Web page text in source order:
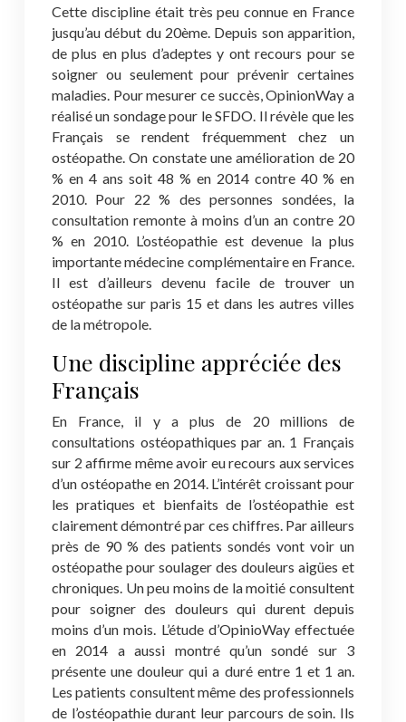
Cette discipline était très peu connue en France
jusqu’au début du 20ème. Depuis son apparition,
de plus en plus d’adeptes y ont recours pour se
soigner ou seulement pour prévenir certaines
maladies. Pour mesurer ce succès, OpinionWay a
réalisé un sondage pour le SFDO. Il révèle que les
Français se rendent fréquemment chez un
ostéopathe. On constate une amélioration de 20
% en 4 ans soit 48 % en 2014 contre 40 % en
2010. Pour 22 % des personnes sondées, la
consultation remonte à moins d’un an contre 20
% en 2010. L’ostéopathie est devenue la plus
importante médecine complémentaire en France.
Il est d’ailleurs devenu facile de trouver un
ostéopathe sur paris 15 et dans les autres villes
de la métropole.
Une discipline appréciée des
Français
En France, il y a plus de 20 millions de
consultations ostéopathiques par an. 1 Français
sur 2 affirme même avoir eu recours aux services
d’un ostéopathe en 2014. L’intérêt croissant pour
les pratiques et bienfaits de l’ostéopathie est
clairement démontré par ces chiffres. Par ailleurs
près de 90 % des patients sondés vont voir un
ostéopathe pour soulager des douleurs aigües et
chroniques. Un peu moins de la moitié consultent
pour soigner des douleurs qui durent depuis
moins d’un mois. L’étude d’OpinioWay effectuée
en 2014 a aussi montré qu’un sondé sur 3
présente une douleur qui a duré entre 1 et 1 an.
Les patients consultent même des professionnels
de l’ostéopathie durant leur parcours de soin. Ils